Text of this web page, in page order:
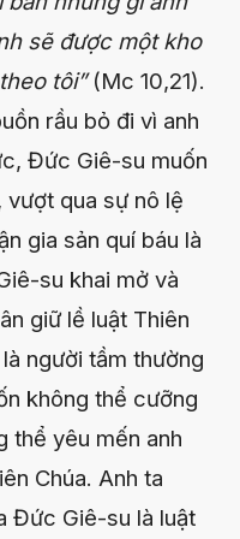
sẽ được một kho
tôi”(Mc 10,21).
rầu bỏ đi vì anh
Đức Giê-su muốn
vượt qua sự nô lệ
gia sản quí báu là
su khai mở và
giữ lề luật Thiên
người tầm thường
không thể cưỡng
thể yêu mến anh
Chúa. Anh ta
Đức Giê-su là luật